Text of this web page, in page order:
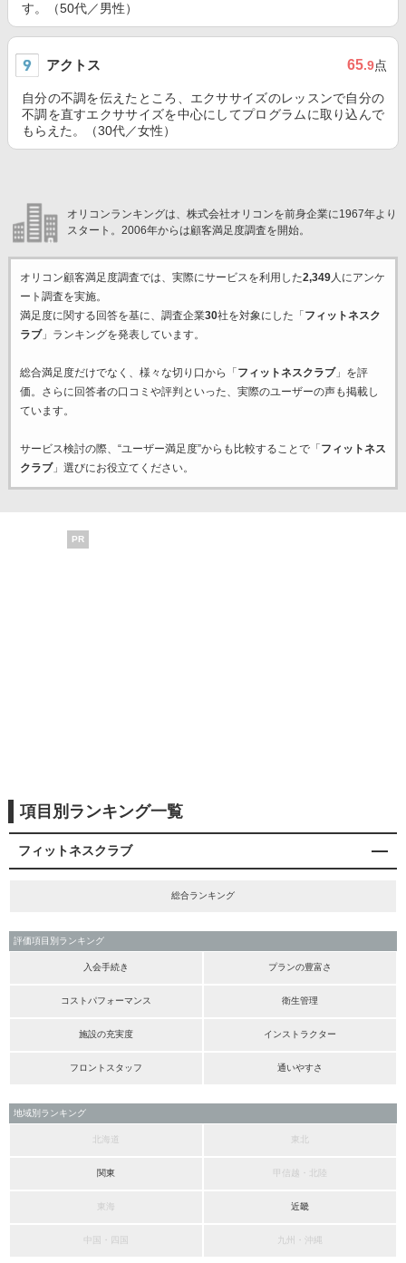
す。（50代／男性）
アクトス 65.9点
自分の不調を伝えたところ、エクササイズのレッスンで自分の
不調を直すエクササイズを中心にしてプログラムに取り込んで
もらえた。（30代／女性）
オリコンランキングは、株式会社オリコンを前身企業に1967年より
スタート。2006年からは顧客満足度調査を開始。
オリコン顧客満足度調査では、実際にサービスを利用した2,349人にアンケ
ート調査を実施。
満足度に関する回答を基に、調査企業30社を対象にした「 フィットネスク
ラブ」ランキングを発表しています。
総合満足度だけでなく、様々な切り口から「 フィットネスクラブ」を評
価。さらに回答者の口コミや評判といった、実際のユーザーの声も掲載し
ています。
サービス検討の際、“ユーザー満足度”からも比較することで「 フィットネス
クラブ」選びにお役立てください。
PR
項目別ランキング一覧
フィットネスクラブ
総合ランキング
評価項目別ランキング
入会手続き プランの豊富さ
コストパフォーマンス 衛生管理
施設の充実度 インストラクター
フロントスタッフ 通いやすさ
地域別ランキング
北海道 東北
関東 甲信越・北陸
東海 近畿
中国・四国 九州・沖縄